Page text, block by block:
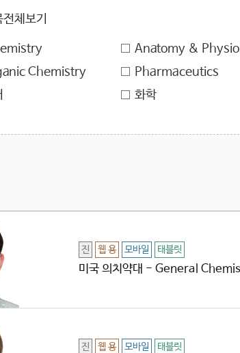
체보기
Anatomy &
Chemistry
Pharmaceutics
화학
진 웹 용 모바일 태블릿
미국 의치약대 - General
진 웹 용 모바일 태블릿